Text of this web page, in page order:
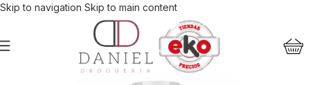
Skip to navigation Skip to main content